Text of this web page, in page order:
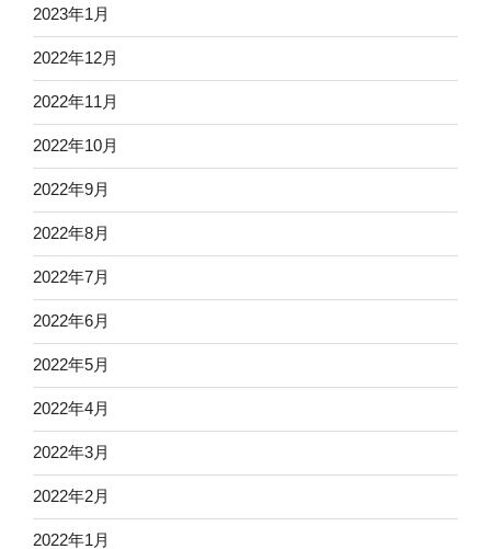
2023年1月
2022年12月
2022年11月
2022年10月
2022年9月
2022年8月
2022年7月
2022年6月
2022年5月
2022年4月
2022年3月
2022年2月
2022年1月